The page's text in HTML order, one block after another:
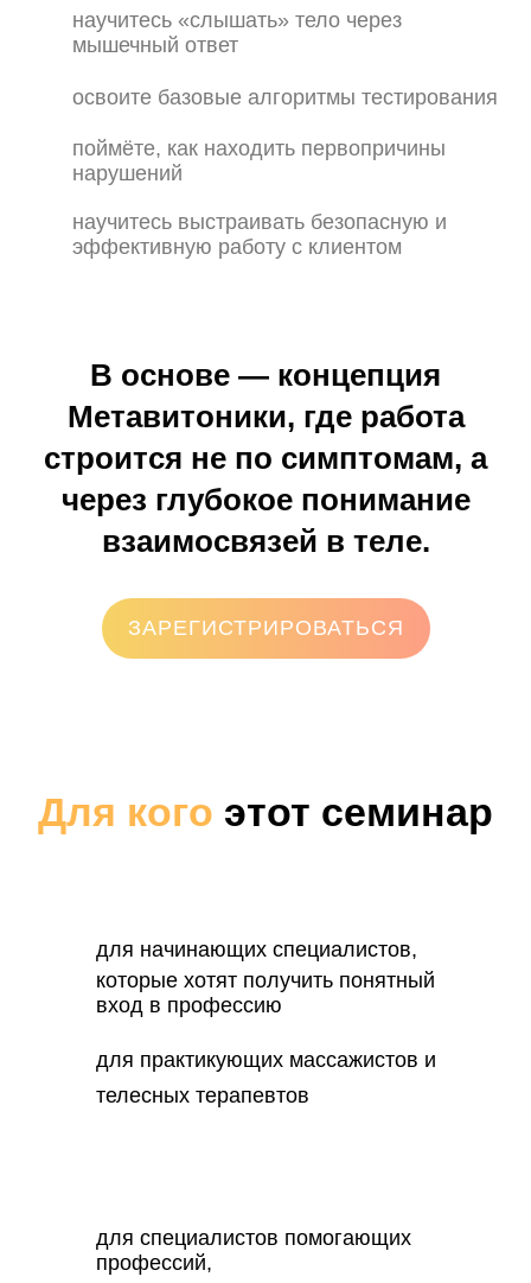
научитесь «слышать» тело через
мышечный ответ
освоите базовые алгоритмы тестирования
поймёте, как находить первопричины
нарушений
научитесь выстраивать безопасную и
эффективную работу с клиентом
В основе — концепция
Метавитоники, где работа
строится не по симптомам, а
через глубокое понимание
взаимосвязей в теле.
ЗАРЕГИСТРИРОВАТЬСЯ
Для кого этот семинар
для начинающих специалистов,
которые хотят получить понятный
вход в профессию
для практикующих массажистов и
телесных терапевтов
для специалистов помогающих
профессий,